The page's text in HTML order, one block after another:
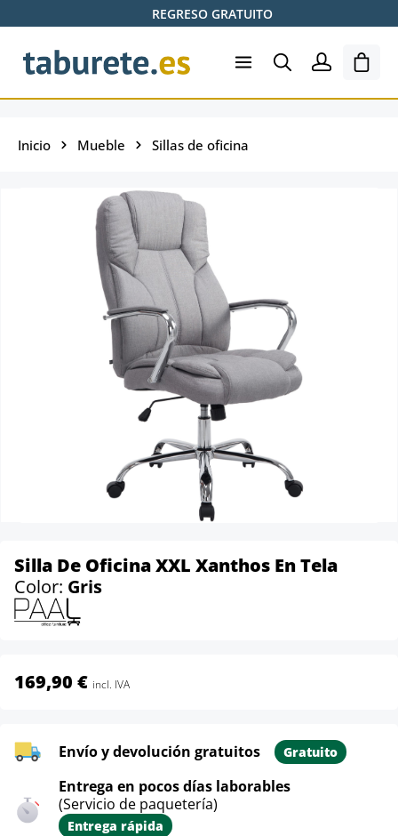
Saltar al contenido principalREGRESO GRATUITO
El
Inicio Mueble Sillas de oficina
Silla De Oficina XXL Xanthos En Tela
Color: Gris
169,90 € incl. IVA
Envío y devolución gratuitos Gratuito
Entrega en pocos días laborables
(Servicio de paquetería)
Entrega rápida